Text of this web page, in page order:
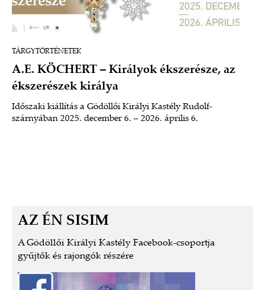
TÁRGYTÖRTÉNETEK
A.E. KÖCHERT – Királyok ékszerésze, az
ékszerészek királya
Időszaki kiállítás a Gödöllői Királyi Kastély Rudolf-
szárnyában 2025. december 6. – 2026. április 6.
AZ ÉN SISIM
A Gödöllői Királyi Kastély Facebook-csoportja
gyűjtők és rajongók részére